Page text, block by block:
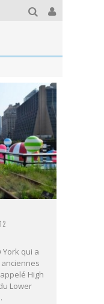
York qui a
High
Lower